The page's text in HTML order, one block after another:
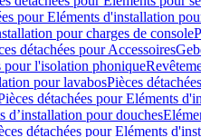
pour Eléments d'installation
pour charges de console
détachées pour Accessoires
pour l'isolation phonique
pour lavabosPièces
détachées pour Eléments
d’installation pour douches
détachées pour Eléments